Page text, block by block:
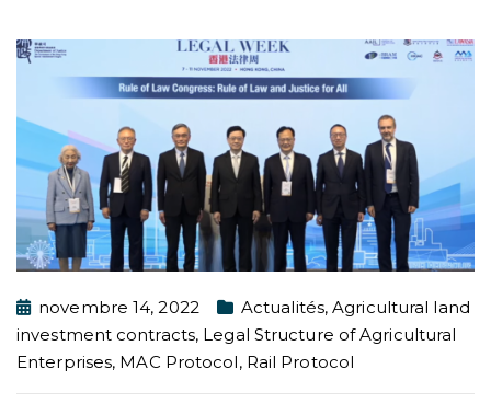
novembre 14, 2022 Actualités,Agricultural land
investment contracts, Legal Structure of Agricultural
Enterprises, MAC Protocol, Rail Protocol